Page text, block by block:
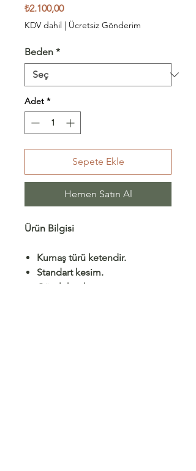
₺2.100,00Fiyat
KDV dahil | Ücretsiz Gönderim
Beden *
Adet *
Sepete Ekle
Hemen Satın Al
Ürün Bilgisi
Kumaş türü ketendir.
Standart kesim.
Gömlek yaka.